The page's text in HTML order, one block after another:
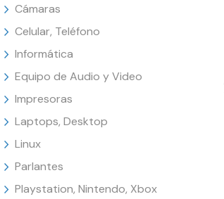
Cámaras
Celular, Teléfono
Informática
Equipo de Audio y Video
Impresoras
Laptops, Desktop
Linux
Parlantes
Playstation, Nintendo, Xbox